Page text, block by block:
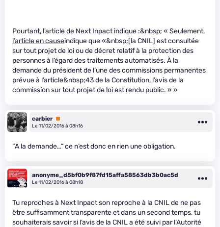
Pourtant, l’article de Next Inpact indique :&nbsp; « Seulement,
l’article en causeindique que «&nbsp;[la CNIL] est consultée
sur tout projet de loi ou de décret relatif à la protection des
personnes à l’égard des traitements automatisés. À la
demande du président de l’une des commissions permanentes
prévue à l’article&nbsp;43 de la Constitution, l’avis de la
commission sur tout projet de loi est rendu public. » »
carbier Premium
Le 11/02/2016 à 08h16
“A la demande…” ce n’est donc en rien une obligation.
anonyme_d5bf0b9f87fd15affa58563db3b0ac5d
Le 11/02/2016 à 08h18
Tu reproches à Next Inpact son reproche à la CNIL de ne pas
être suffisamment transparente et dans un second temps, tu
souhaiterais savoir si l’avis de la CNIL a été suivi par l’Autorité